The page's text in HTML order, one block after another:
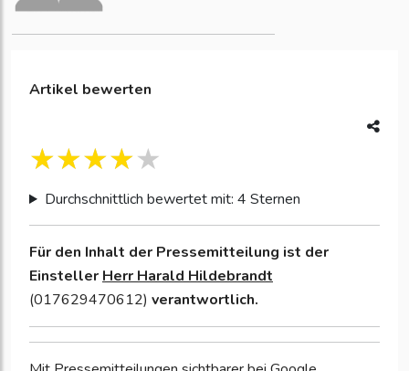
Artikel bewerten
Durchschnittlich bewertet mit: 4 Sternen
Für den Inhalt der Pressemitteilung ist der
Einsteller Herr Harald Hildebrandt
(017629470612) verantwortlich.